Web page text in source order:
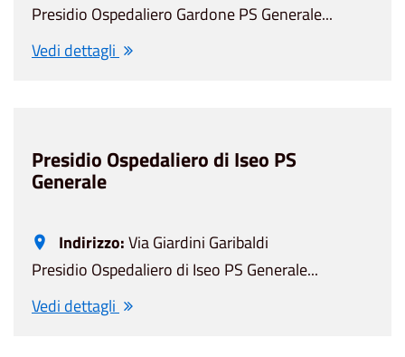
Presidio Ospedaliero Gardone PS Generale...
Vedi dettagli
Presidio Ospedaliero di Iseo PS
Generale
Indirizzo:Via Giardini Garibaldi
Presidio Ospedaliero di Iseo PS Generale...
Vedi dettagli